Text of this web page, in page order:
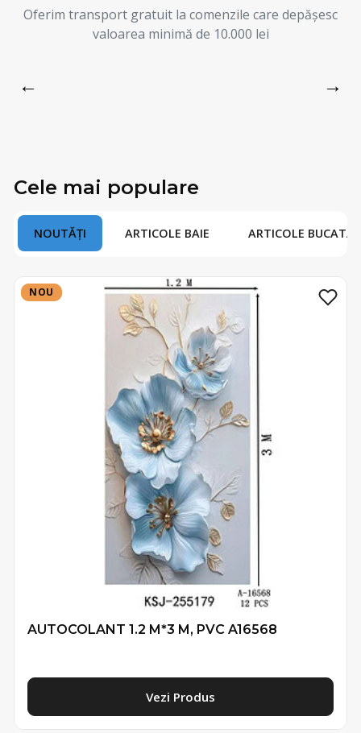
Oferim transport gratuit la comenzile care depășesc
valoarea minimă de 10.000 lei
← →
Cele mai populare
NOUTĂȚI ARTICOLE BAIE ARTICOLE
NOU
NOU
AUTOCOLANT 1.2 M*3 M, PVC A16568
Vezi Produs